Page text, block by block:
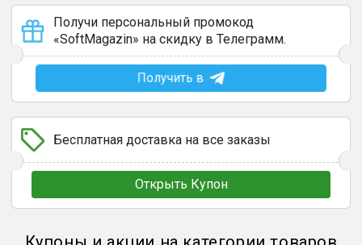
Получи персональный промокод
«SoftMagazin» на скидку в Телеграмм.
Получить в
Бесплатная доставка на все заказы
Открыть Купон